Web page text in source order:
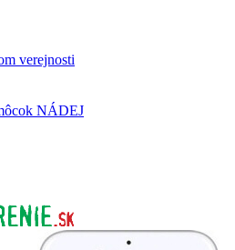
verejnosti
NÁDEJ